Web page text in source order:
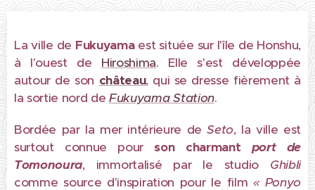
La ville de Fukuyamaest située sur l'île de Honshu,
à l'ouest de Hiroshima. Elle s'est développée
autour de son château, qui se dresse fièrement à
la sortie nord deFukuyama Station.
Bordée par la mer intérieure deSeto, la ville est
surtout connue pourson charmant port de
Tomonoura, immortalisé par le studio Ghibli
comme source d'inspiration pour le film« Ponyo